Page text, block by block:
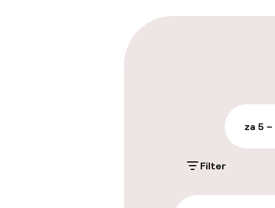
terrein
Gratis parkeren
€ 20,00 per dag
za 5
Filter